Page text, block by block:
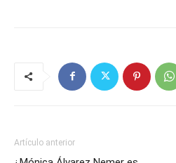
Artículo anterior